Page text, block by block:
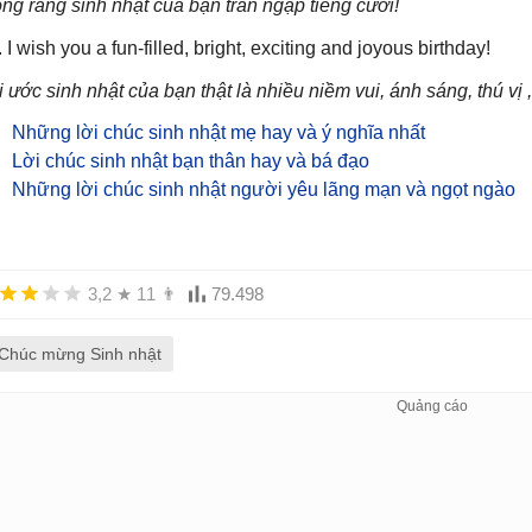
rằng sinh nhật của bạn tràn ngập tiếng cười!
I wish you a fun-filled, bright, exciting and joyous birthday!
ước sinh nhật của bạn thật là nhiều niềm vui, ánh sáng, thú vị
Những lời chúc sinh nhật mẹ hay và ý nghĩa nhất
Lời chúc sinh nhật bạn thân hay và bá đạo
Những lời chúc sinh nhật người yêu lãng mạn và ngọt ngào
3,2 ★ 11 👨 79.498
mừng Sinh nhật